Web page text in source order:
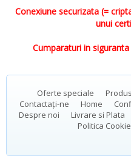
Conexiune securizata (=
unui
Cumparaturi in
Oferte speciale
Contactați-ne
Home
Despre noi
Livrare si Plata
Politica Cookie